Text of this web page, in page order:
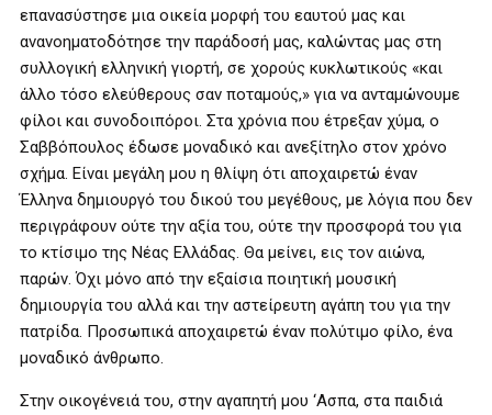
επανασύστησε μια οικεία μορφή του εαυτού μας και
ανανοηματοδότησε την παράδοσή μας, καλώντας μας στη
συλλογική ελληνική γιορτή, σε χορούς κυκλωτικούς «και
άλλο τόσο ελεύθερους σαν ποταμούς,» για να ανταμώνουμε
φίλοι και συνοδοιπόροι. Στα χρόνια που έτρεξαν χύμα, ο
Σαββόπουλος έδωσε μοναδικό και ανεξίτηλο στον χρόνο
σχήμα. Είναι μεγάλη μου η θλίψη ότι αποχαιρετώ έναν
Έλληνα δημιουργό του δικού του μεγέθους, με λόγια που δεν
περιγράφουν ούτε την αξία του, ούτε την προσφορά του για
το κτίσιμο της Νέας Ελλάδας. Θα μείνει, εις τον αιώνα,
παρών. Όχι μόνο από την εξαίσια ποιητική μουσική
δημιουργία του αλλά και την αστείρευτη αγάπη του για την
πατρίδα. Προσωπικά αποχαιρετώ έναν πολύτιμο φίλο, ένα
μοναδικό άνθρωπο.
Στην οικογένειά του, στην αγαπητή μου ‘Ασπα, στα παιδιά